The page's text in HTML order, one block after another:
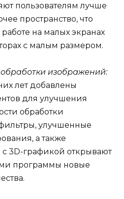
пользователям лучше
пространство, что
на малых экранах
с малым размером.
изображений:
лет добавлены
для улучшения
обработки
улучшенные
а также
3D-графикой открывают
программы новые